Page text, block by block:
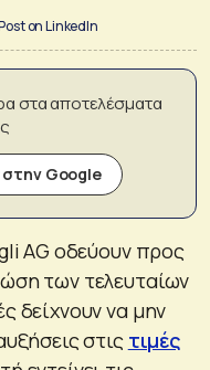
on LinkedIn
στα αποτελέσματα
Google
AG οδεύουν προς
των τελευταίων
δείχνουν να μην
στις τιμές